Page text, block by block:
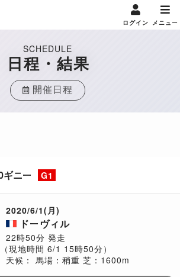
ログイン メニュー
SCHEDULE
日程・結果
開催日程
ニー G1
2020/6/1(月)
ドーヴィル
22時50分 発走
（現地時間 6/1 15時50分）
天候： 馬場：稍重 芝：1600m